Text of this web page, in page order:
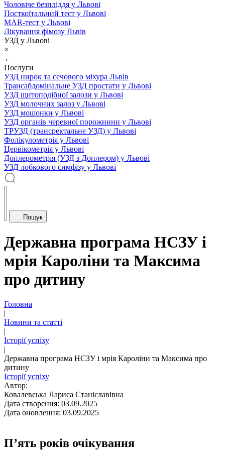
Чоловіче безпліддя у Львові
Посткоїтальний тест у Львові
MAR-тест у Львові
Лікування фімозу Львів
УЗД у Львові
×
←
Послуги
УЗД нирок та сечового міхура Львів
Трансабдомінальне УЗД простати у Львові
УЗД щитоподібної залози у Львові
УЗД молочних залоз у Львові
УЗД мошонки у Львові
УЗД органів черевної порожнини у Львові
ТРУЗД (трансректальне УЗД) у Львові
Фолікулометрія у Львові
Цервікометрія у Львові
Доплерометрія (УЗД з Доплером) у Львові
УЗД лобкового симфізу у Львові
Пошук
Державна програма НСЗУ і
мрія Кароліни та Максима
про дитину
Головна
|
Новини та статті
|
Історії успіху
|
Державна програма НСЗУ і мрія Кароліни та Максима про
дитину
Історії успіху
Автор:
Ковалевська Лариса Станіславівна
Дата створення: 03.09.2025
Дата оновлення: 03.09.2025
П’ять років очікування